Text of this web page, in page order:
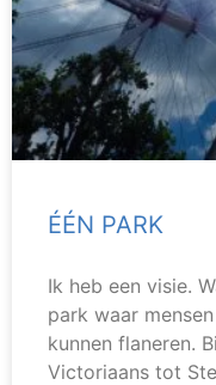
ÉÉN PARK
Ik heb een visie.
park waar
kunnen flaneren.
Victoriaans tot